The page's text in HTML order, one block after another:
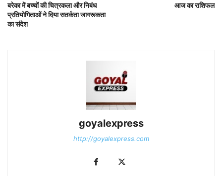
बरेका में बच्चों की चित्रकला और निबंध
प्रतियोगिताओं ने दिया सतर्कता जागरूकता
का संदेश
आज का राशिफल
goyalexpress
http://goyalexpress.com